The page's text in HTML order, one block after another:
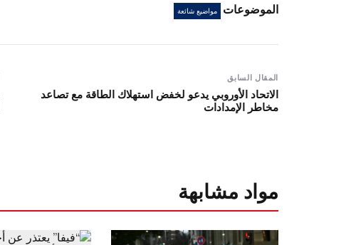
الموضوعات مواضيع شائعة
المقال السابق
الاتحاد الأوروبي يدعو لخفض استهلاك الطاقة مع تصاعد
مخاطر الإمدادات
مواد مشابهة